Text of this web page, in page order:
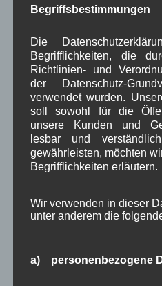
WBEbeiÜber uns
Gerd ErfertbeiÜber uns
Beitragsarchiv
August 2026(3)
Juli 2026(9)
Juni 2026 (4)
März 2026(9)
Dezember 2025
(14)
November 2025
Begriffsbestimmungen
Die
Begrifflichkeiten, die
Richtlinien- und
der Datenschutz-
verwendet wurden.
soll sowohl für die
unsere Kunden und
lesbar und
gewährleisten, möchten
Begrifflichkeiten erläutern.
Wir verwenden in dieser
unter anderem die
a) personenbezogene